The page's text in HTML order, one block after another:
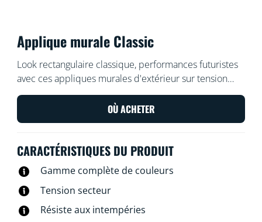
Applique murale Classic
Look rectangulaire classique, performances futuristes
avec ces appliques murales d'extérieur sur tension
secteur résistantes aux intempéries. Éclairez votre
jardin avant ou arrière, votre balcon ou votre porche
avec 1 000 lumens de belles couleurs dynamiques et
lampes et luminaires Wi-Fi et WiZ existants.
OÙ ACHETER
CARACTÉRISTIQUES DU PRODUIT
Gamme complète de couleurs
Tension secteur
Résiste aux intempéries